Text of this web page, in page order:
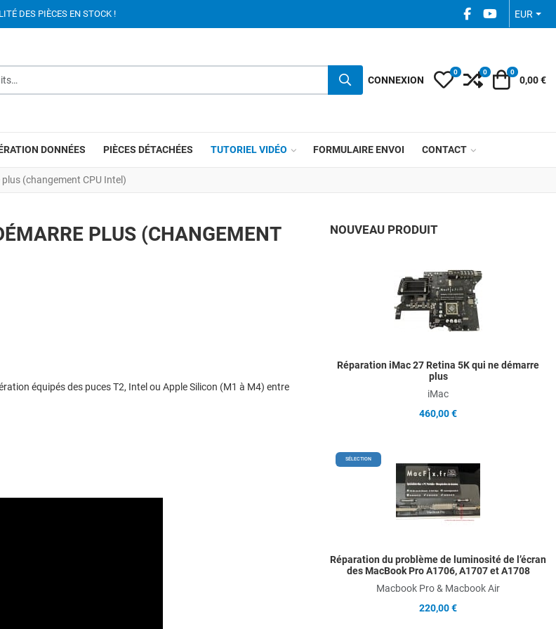
DES PIÈCES EN STOCK ! FACEBOOK
YOUTUBE
EUR
CONNEXION My Wishlist
0 Compare
0 Votre
0
0,00 €
DONNÉES PIÈCES DÉTACHÉES TUTORIEL VIDÉO FORMULAIRE ENVOI CONTACT
(changement CPU Intel)
PLUS (CHANGEMENT
équipés des puces T2, Intel ou Apple Silicon (M1 à M4) entre
NOUVEAU PRODUIT
Réparation iMac 27 Retina 5K qui ne démarre
plus
iMac
460,00 €
SÉLECTION
Réparation du problème de luminosité de l’écran
des MacBook Pro A1706, A1707 et A1708
Macbook Pro & Macbook Air
220,00 €